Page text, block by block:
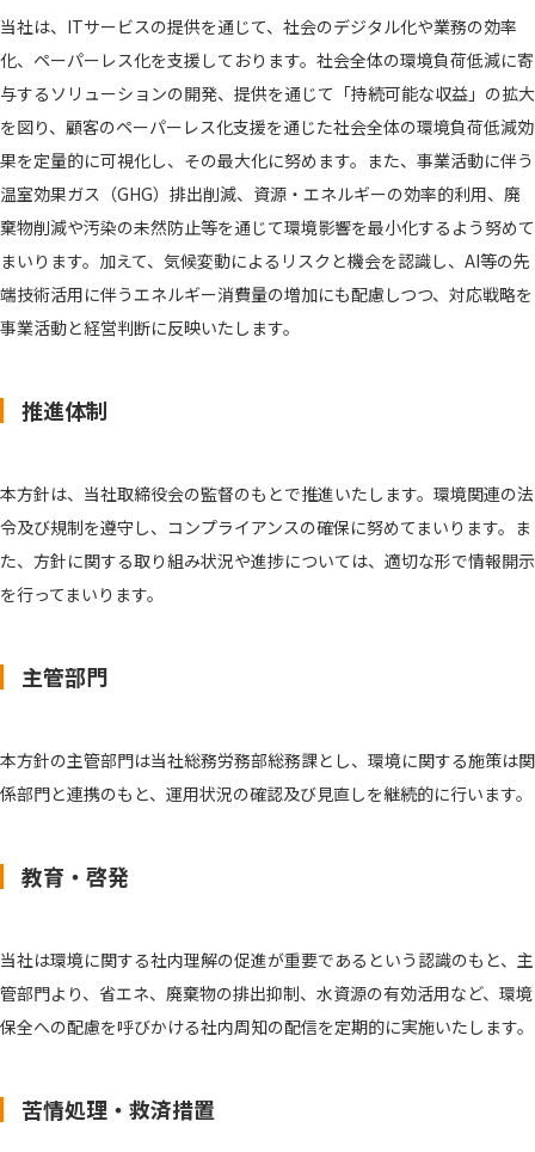
当社は、ITサービスの提供を通じて、社会のデジタル化や業務の効率
化、ペーパーレス化を支援しております。社会全体の環境負荷低減に寄
与するソリューションの開発、提供を通じて「持続可能な収益」の拡大
を図り、顧客のペーパーレス化支援を通じた社会全体の環境負荷低減効
果を定量的に可視化し、その最大化に努めます。また、事業活動に伴う
温室効果ガス（GHG）排出削減、資源・エネルギーの効率的利用、廃
棄物削減や汚染の未然防止等を通じて環境影響を最小化するよう努めて
まいります。加えて、気候変動によるリスクと機会を認識し、AI等の先
端技術活用に伴うエネルギー消費量の増加にも配慮しつつ、対応戦略を
事業活動と経営判断に反映いたします。
推進体制
本方針は、当社取締役会の監督のもとで推進いたします。環境関連の法
令及び規制を遵守し、コンプライアンスの確保に努めてまいります。ま
た、方針に関する取り組み状況や進捗については、適切な形で情報開示
を行ってまいります。
主管部門
本方針の主管部門は当社総務労務部総務課とし、環境に関する施策は関
係部門と連携のもと、運用状況の確認及び見直しを継続的に行います。
教育・啓発
当社は環境に関する社内理解の促進が重要であるという認識のもと、主
管部門より、省エネ、廃棄物の排出抑制、水資源の有効活用など、環境
保全への配慮を呼びかける社内周知の配信を定期的に実施いたします。
苦情処理・救済措置